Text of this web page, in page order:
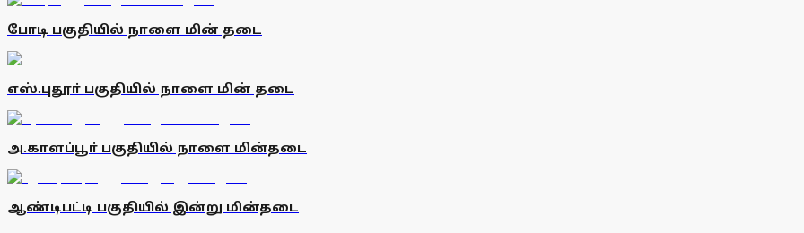
போடி பகுதியில் நாளை மின் தடை
எஸ்.புதூா் பகுதியில் நாளை மின் தடை
அ.காளப்பூா் பகுதியில் நாளை மின்தடை
ஆண்டிபட்டி பகுதியில் இன்று மின்தடை